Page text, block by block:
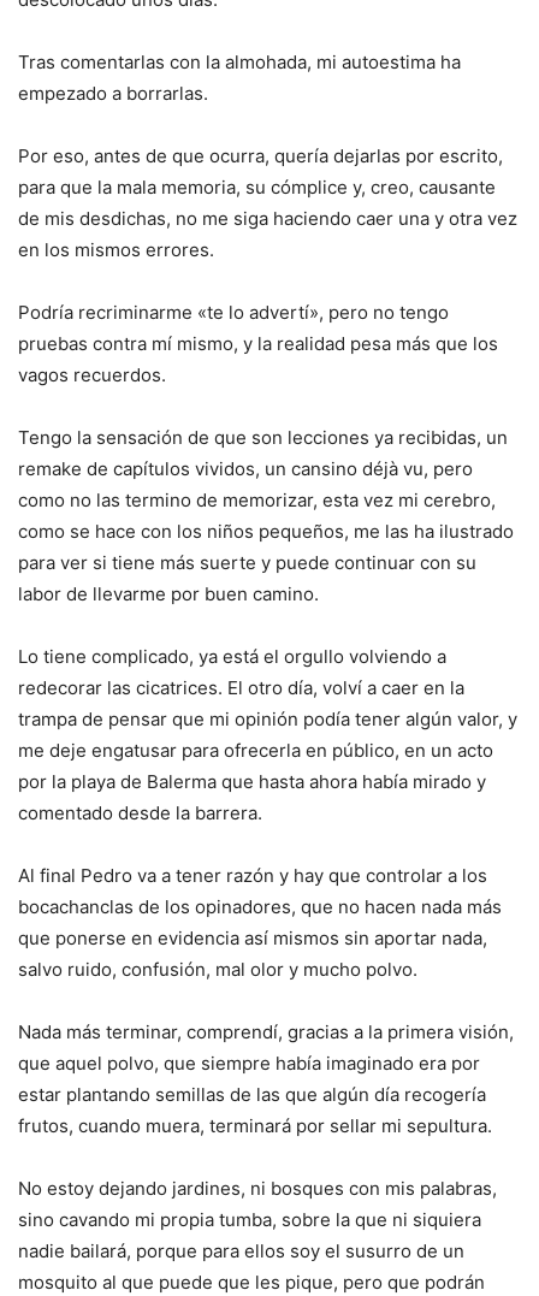
Tras comentarlas con la almohada, mi autoestima ha
empezado a borrarlas.
Por eso, antes de que ocurra, quería dejarlas por escrito,
para que la mala memoria, su cómplice y, creo, causante
de mis desdichas, no me siga haciendo caer una y otra vez
en los mismos errores.
Podría recriminarme «te lo advertí», pero no tengo
pruebas contra mí mismo, y la realidad pesa más que los
vagos recuerdos.
Tengo la sensación de que son lecciones ya recibidas, un
remake de capítulos vividos, un cansino déjà vu, pero
como no las termino de memorizar, esta vez mi cerebro,
como se hace con los niños pequeños, me las ha ilustrado
para ver si tiene más suerte y puede continuar con su
labor de llevarme por buen camino.
Lo tiene complicado, ya está el orgullo volviendo a
redecorar las cicatrices. El otro día, volví a caer en la
trampa de pensar que mi opinión podía tener algún valor, y
me deje engatusar para ofrecerla en público, en un acto
por la playa de Balerma que hasta ahora había mirado y
comentado desde la barrera.
Al final Pedro va a tener razón y hay que controlar a los
bocachanclas de los opinadores, que no hacen nada más
que ponerse en evidencia así mismos sin aportar nada,
salvo ruido, confusión, mal olor y mucho polvo.
Nada más terminar, comprendí, gracias a la primera visión,
que aquel polvo, que siempre había imaginado era por
estar plantando semillas de las que algún día recogería
frutos, cuando muera, terminará por sellar mi sepultura.
No estoy dejando jardines, ni bosques con mis palabras,
sino cavando mi propia tumba, sobre la que ni siquiera
nadie bailará, porque para ellos soy el susurro de un
mosquito al que puede que les pique, pero que podrán